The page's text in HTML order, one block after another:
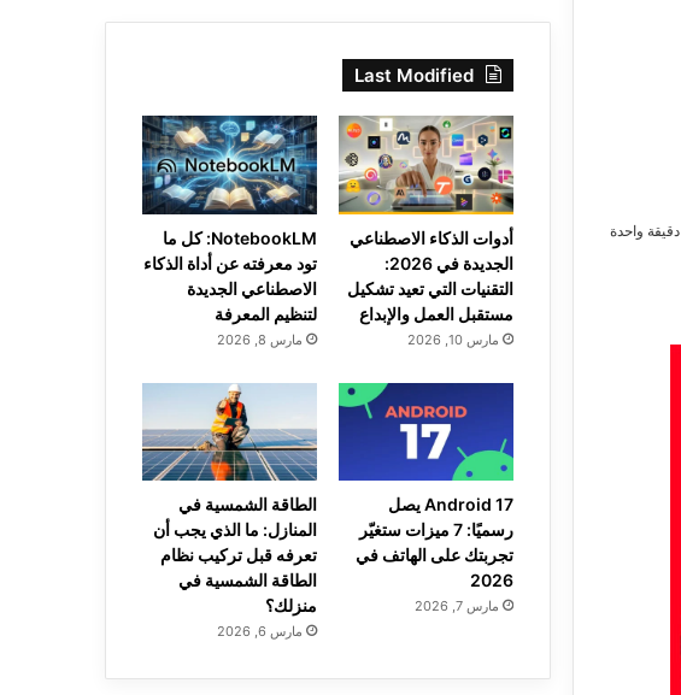
دقيقة واحدة
Last Modified
أدوات الذكاء الاصطناعي
الجديدة في 2026:
التقنيات التي تعيد تشكيل
مستقبل العمل والإبداع
مارس 10, 2026
NotebookLM: كل ما
تود معرفته عن أداة الذكاء
الاصطناعي الجديدة
لتنظيم المعرفة
مارس 8, 2026
Android 17 يصل
رسميًا: 7 ميزات ستغيّر
تجربتك على الهاتف في
2026
مارس 7, 2026
الطاقة الشمسية في
المنازل: ما الذي يجب أن
تعرفه قبل تركيب نظام
الطاقة الشمسية في
منزلك؟
مارس 6, 2026